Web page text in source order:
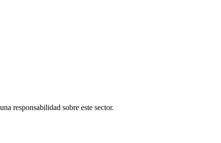
responsabilidad sobre este sector.